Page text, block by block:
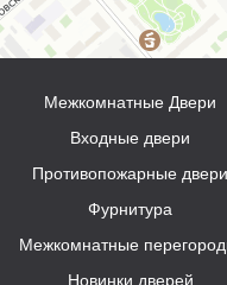
Межкомнатные Двери
Входные двери
Противопожарные двери
Фурнитура
Межкомнатные
Новинки дверей